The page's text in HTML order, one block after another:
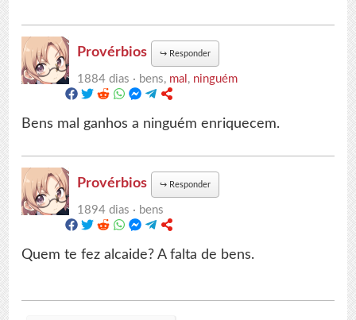
Provérbios ↪ Responder
1884 dias · bens, mal , ninguém
Bens mal ganhos a ninguém enriquecem.
Provérbios ↪ Responder
1894 dias · bens
Quem te fez alcaide? A falta de bens.